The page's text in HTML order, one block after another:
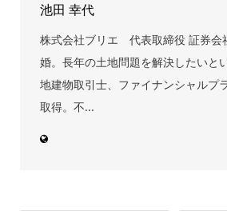
池田 幸代
株式会社ブリエ 代表取締役 証券会
婚。長年の土地問題を解決したいと
地建物取引士、ファイナンシャルプ
取得。不...